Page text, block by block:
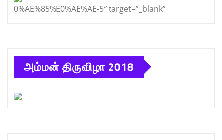
0%AE%85%E0%AE%AE-5″ target=”_blank”
அம்மன் திருவிழா 2018